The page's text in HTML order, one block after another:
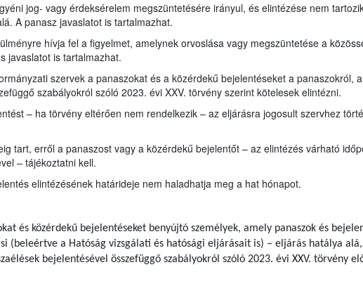
jog- vagy érdeksérelem megszüntetésére irányul, és elintézése nem
A panasz javaslatot is tartalmazhat.
hívja fel a figyelmet, amelynek orvoslása vagy megszüntetése a
javaslatot is tartalmazhat.
szervek a panaszokat és a közérdekű bejelentéseket a panaszokról,
szabályokról szóló 2023. évi XXV. törvény szerint kötelesek elintézni.
– ha törvény eltérően nem rendelkezik – az eljárásra jogosult szervhez
tart, erről a panaszost vagy a közérdekű bejelentőt – az elintézés várható
– tájékoztatni kell.
elintézésének határideje nem haladhatja meg a hat hónapot.
és közérdekű bejelentéseket benyújtó személyek, amely panaszok és
(beleértve a Hatóság vizsgálati és hatósági eljárásait is) – eljárás hatálya
bejelentésével összefüggő szabályokról szóló 2023. évi XXV. törvény